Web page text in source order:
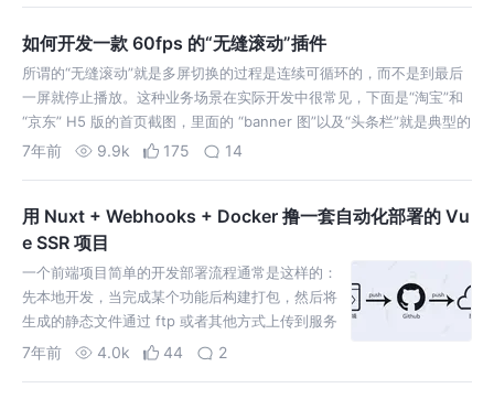
如何开发一款 60fps 的“无缝滚动”插件
所谓的“无缝滚动”就是多屏切换的过程是连续可循环的，而不是到最后
一屏就停止播放。这种业务场景在实际开发中很常见，下面是“淘宝”和
“京东” H5 版的首页截图，里面的 “banner 图”以及“头条栏”就是典型的
无缝滚动的场景。但是体验一番之后，你会发现他们和原生 App 中的
7年前 9.9k 175 14
用 Nuxt + Webhooks + Docker 撸一套自动化部署的 Vu
e SSR 项目
一个前端项目简单的开发部署流程通常是这样的：
先本地开发，当完成某个功能后构建打包，然后将
生成的静态文件通过 ftp 或者其他方式上传到服务
器中。并将代码 push 到 GitHub 或者 码云 等远
7年前 4.0k 44 2